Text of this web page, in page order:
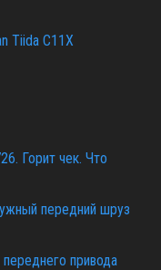
Tiida C11X
Горит чек. Что
передний шруз
привода